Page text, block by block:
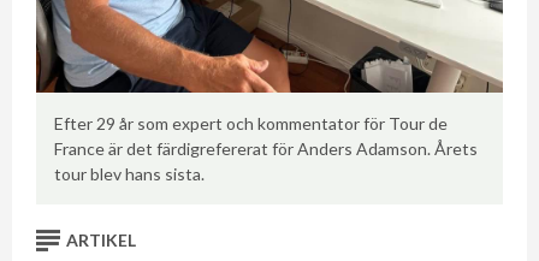
Efter 29 år som expert och kommentator för Tour de
France är det färdigrefererat för Anders Adamson. Årets
tour blev hans sista.
ARTIKEL